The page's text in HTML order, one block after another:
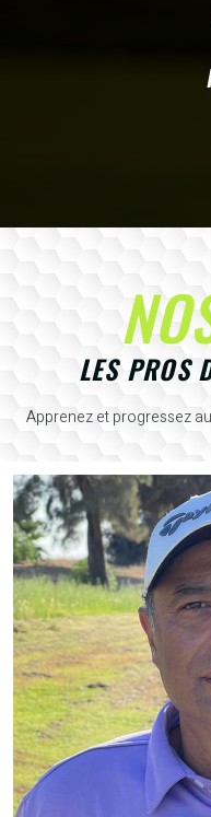
LES PROS
Apprenez et progressez